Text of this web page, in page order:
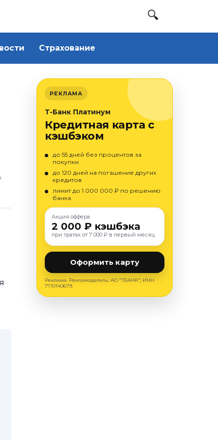
Страхование
РЕКЛАМА
Т-Банк Платинум
Кредитная карта с
кэшбэком
до 55 дней без процентов за
покупки
до 120 дней на погашение других
кредитов
лимит до 1 000 000 ₽ по решению
банка
Акция оффера
2 000 ₽ кэшбэка
при тратах от 7 000 ₽ в первый месяц
Оформить карту
Реклама. Рекламодатель: АО "ТБАНК", ИНН
7710140679.